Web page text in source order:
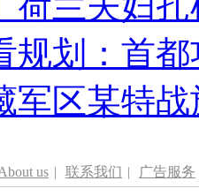
规划：首
军区某特
us | 联系我们 | 广告服务